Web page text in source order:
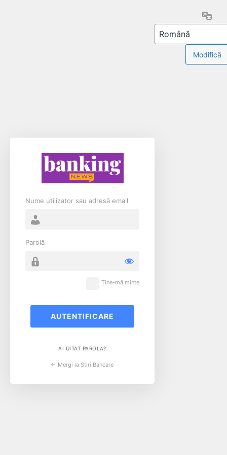
Nume utilizator sau adresă email
Parolă
Ține-mă minte
AI UITAT PAROLA?
← Mergi la Stiri Bancare